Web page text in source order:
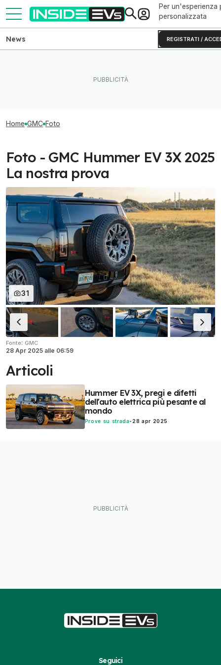
Per un'esperienza
personalizzata
REGISTRATI /
News
Home GMC Foto
Foto - GMC Hummer EV 3X 2025
La nostra prova
31
Fonte: GMC
28 Apr 2025 alle 06:59
Articoli
Hummer EV 3X, pregi e difetti
dell'auto elettrica più pesante al
mondo
Prove su strada- 28 apr 2025
Seguici